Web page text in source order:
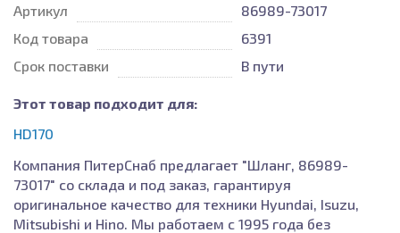
Артикул
86989-73017
Код товара
6391
Срок поставки
В пути
Этот товар подходит для:
HD170
Компания ПитерСнаб предлагает "Шланг, 86989-
73017" со склада и под заказ, гарантируя
оригинальное качество для техники Hyundai, Isuzu,
Mitsubishi и Hino. Мы работаем с 1995 года без